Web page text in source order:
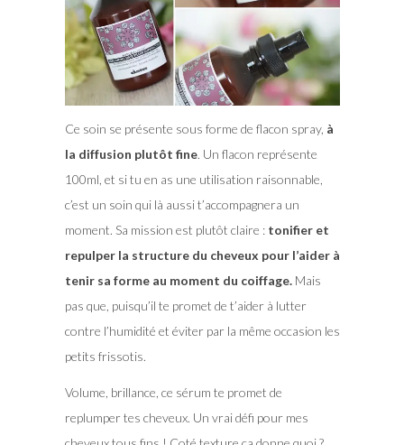
Ce soin se présente sous forme de flacon spray, à
la diffusion plutôt fine. Un flacon représente
100ml, et si tu en as une utilisation raisonnable,
c’est un soin qui là aussi t’accompagnera un
moment. Sa mission est plutôt claire :tonifier et
repulper la structure du cheveux pour l’aider à
tenir sa forme au moment du coiffage.Mais
pas que, puisqu’il te promet de t’aider à lutter
contre l’humidité et éviter par la même occasion les
petits frissotis.
Volume, brillance, ce sérum te promet de
replumper tes cheveux. Un vrai défi pour mes